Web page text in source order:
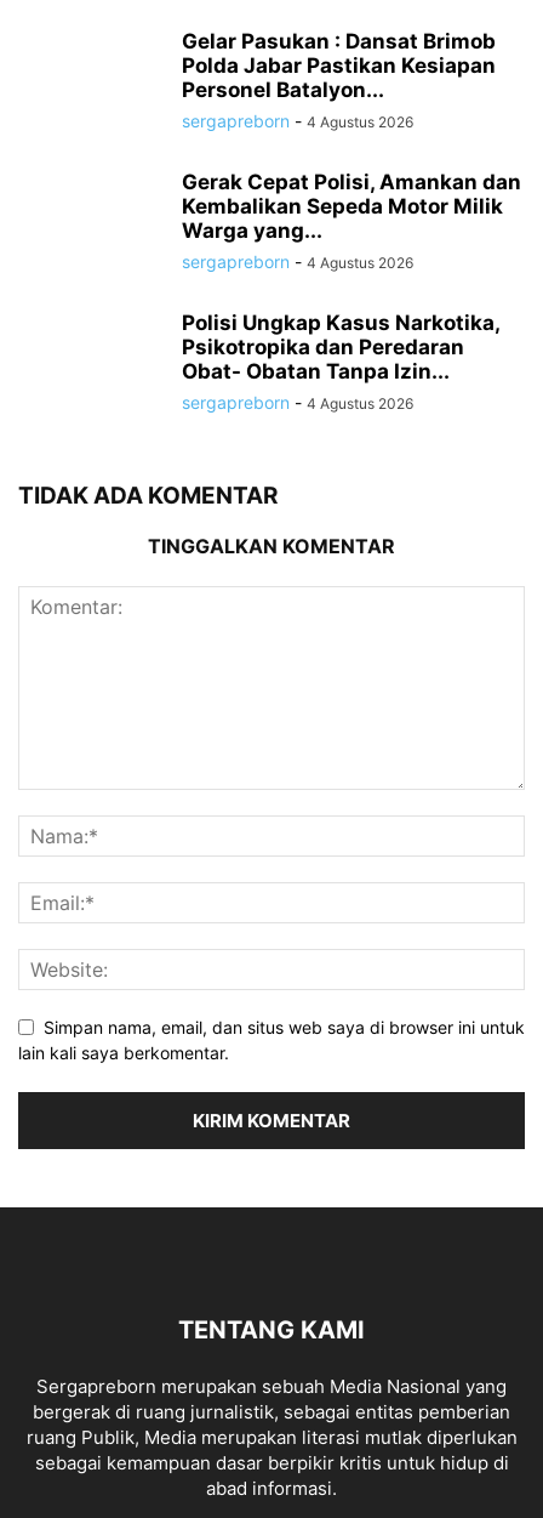
Gelar Pasukan : Dansat Brimob
Polda Jabar Pastikan Kesiapan
Personel Batalyon...
sergapreborn - 4 Agustus 2026
Gerak Cepat Polisi, Amankan dan
Kembalikan Sepeda Motor Milik
Warga yang...
sergapreborn - 4 Agustus 2026
Polisi Ungkap Kasus Narkotika,
Psikotropika dan Peredaran
Obat- Obatan Tanpa Izin...
sergapreborn - 4 Agustus 2026
TIDAK ADA KOMENTAR
TINGGALKAN KOMENTAR
Simpan nama, email, dan situs web saya di browser ini untuk
lain kali saya berkomentar.
TENTANG KAMI
Sergapreborn merupakan sebuah Media Nasional yang
bergerak di ruang jurnalistik, sebagai entitas pemberian
ruang Publik, Media merupakan literasi mutlak diperlukan
sebagai kemampuan dasar berpikir kritis untuk hidup di
abad informasi.